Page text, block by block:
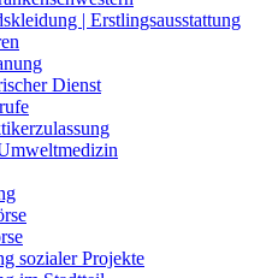
| Erstlingsausstattung
Dienst
sozialer Projekte